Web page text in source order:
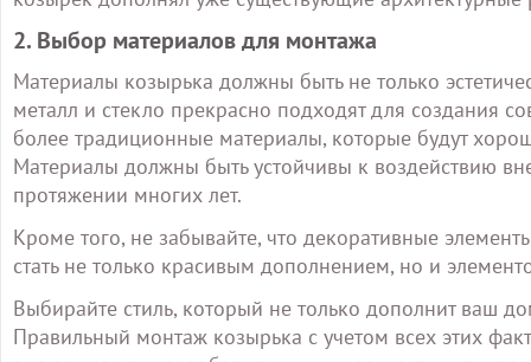
2. Выбор материалов для монтажа
Материалы козырька должны быть не только
металл и стекло прекрасно подходят для создания
более традиционные материалы, которые будут
Материалы должны быть устойчивы к воздействию
протяжении многих лет.
Кроме того, не забывайте, что декоративные
стать не только красивым дополнением, но и
Выбирайте стиль, который не только дополнит ваш
Правильный монтаж козырька с учетом всех этих